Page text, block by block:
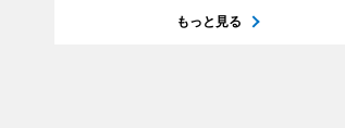
もっと見る